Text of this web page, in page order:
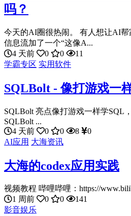
吗？
今天的AI圈很热闹。 有人想让AI
信息流加了一个“这像A...
4 天前
0 0
11
学霸专区 实用软件
SQLBolt - 像打游戏一
SQLBolt 亮点像打游戏一样学SQL
SQLBolt ...
4 天前
0 0 8
0
AI应用 大海资讯
大海的codex应用实践
视频教程 哔哩哔哩：https://
1 周前
0 0
141
影音娱乐